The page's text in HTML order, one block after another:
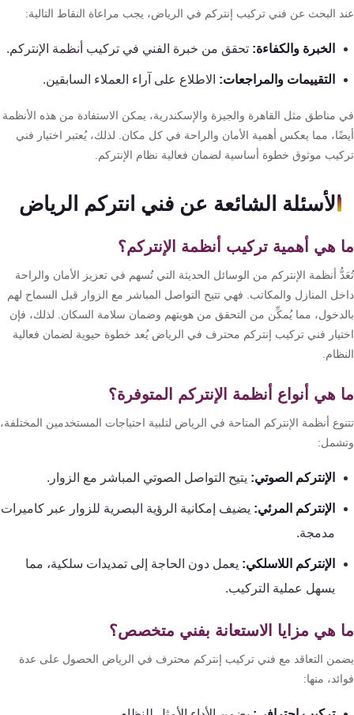
البحث عن فني تركيب إنتركم في الرياض، يجب مراعاة النقاط التالية:
الخبرة والكفاءة:تحقق من خبرة الفني في تركيب أنظمة الإنتركم.
التقييمات والمراجعات:الاطلاع على آراء العملاء السابقين.
مناطق مثل القاهرة والجيزة والإسكندرية، يمكن الاستفادة من هذه الأنظمة
مما يعكس أهمية الأمان والراحة في كل مكان. لذلك، يُعتبر اختيار فني
موثوق خطوة أساسية لضمان فعالية نظام الإنتركم.
الأسئلة الشائعة عن فني انتركم الرياض
هي أهمية تركيب أنظمة الإنتركم؟
أنظمة الإنتركم من الوسائل الحديثة التي تُسهم في تعزيز الأمان والراحة
المنازل والمكاتب. فهي تتيح التواصل المباشر مع الزوار قبل السماح لهم
مما يُمكِّن من التحقق من هويتهم وضمان سلامة السكان. لذلك، فإن
فني تركيب إنتركم محترف في الرياض يُعد خطوة حيوية لضمان فعالية
هي أنواع أنظمة الإنتركم المتوفرة؟
أنظمة الإنتركم المتاحة في الرياض لتلبية احتياجات المستخدمين المختلفة،
الإنتركم الصوتي: يتيح التواصل الصوتي المباشر مع الزوار.
الإنتركم المرئي: يضيف إمكانية الرؤية البصرية للزوار عبر كاميرات
مدمجة.
الإنتركم اللاسلكي: يعمل دون الحاجة إلى تمديدات سلكية، مما
يسهل عملية التركيب.
هي مزايا الاستعانة بفني متخصص؟
التعاقد مع فني تركيب إنتركم محترف في الرياض الحصول على عدة
منها: